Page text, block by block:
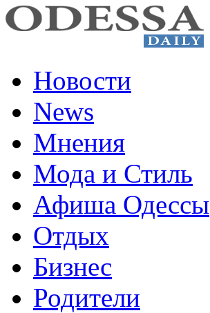
Новости
News
Мнения
Мода и Стиль
Афиша Одессы
Отдых
Бизнес
Родители